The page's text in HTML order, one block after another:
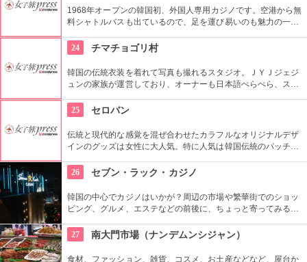
1968年オープンの韓国初、外国人専用カジノです。空港から無
料シャトルバスも出ているので、足を運び易いのも魅力の一
帰るのもいいですね。
24 チマチョゴリ村
韓国の伝統衣装を着れて写真も撮れるスタジオ。ＪＹＪジェジ
ュンの家族が運営しており、オーナーも日本語ぺらぺら、スタ
男性や小さな子供用の衣装も沢山あり、カップル写真に家族写
真、友達同士の記念にもってこい。
25 セロバン
伝統と現代的な感覚を混ぜ合わせたカラフルなオリジナルデザ
インのグッズは女性に大人気。特に人気は韓国伝統のパッチワ
できて、日本への発送もしてくれます。姉妹オーナーは日本へ
の留学経験があるので、日本語もばっちり。
26 セブン・ラック・カジノ
韓国の中心でカジノはいかが？周辺の市場や繁華街でのショッ
ピング、グルメ、エステなどの前後に、ちょっと寄ってみる？
る。外国人専用 CASINO 無料シャトルバスもあり、便利。
27 南大門市場（ナンデムンシジャン）
食材、ファッション、雑貨、コスメ、お土産などなど、屋台か